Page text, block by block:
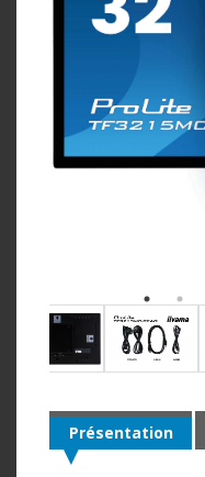
Présentation